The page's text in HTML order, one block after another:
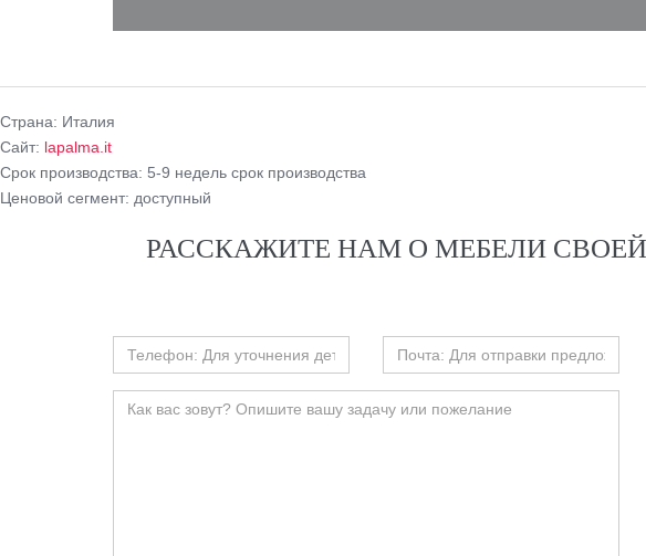
Cтрана: Италия
Сайт: lapalma.it
Срок производства: 5-9 недель срок производства
Ценовой сегмент: доступный
РАССКАЖИТЕ НАМ О МЕБЕЛИ